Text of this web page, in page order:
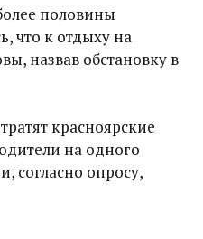
половины
что к отдыху на
назвав обстановку в
красноярские
на одного
согласно опросу,